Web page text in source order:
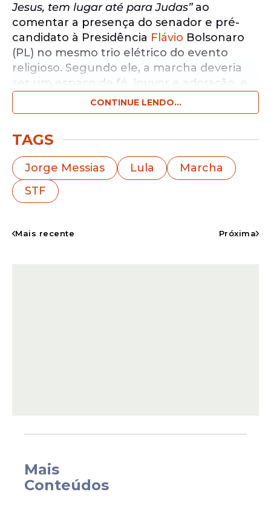
Jesus, tem lugar até para Judas”ao
comentar a presença do senador e pré-
candidato à Presidência Flávio Bolsonaro
(PL) no mesmo trio elétrico do evento
religioso. Segundo ele, a marcha deveria
ser um espaço de fé, louvor e adoração, e
não de confronto político.
de Prefeiturapelo nosso canal.
Entrar no canal
Jorge Messias, integrante do governo do
CONTINUE LENDO...
TAGS
Jorge Messias Lula
Marcha
STF
Mais recente Próxima
Mais
Conteúdos